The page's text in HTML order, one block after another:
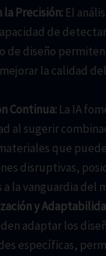
la Precisión: El
de
de diseño
la calidad
Continua: La IA
al sugerir
que
disruptivas,
a la vanguardia del
y
adaptar los
específicas,